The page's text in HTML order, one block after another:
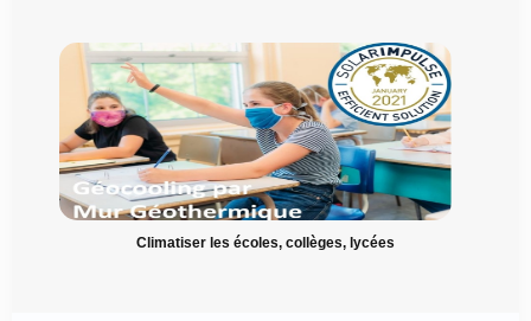
Climatiser les écoles, collèges, lycées